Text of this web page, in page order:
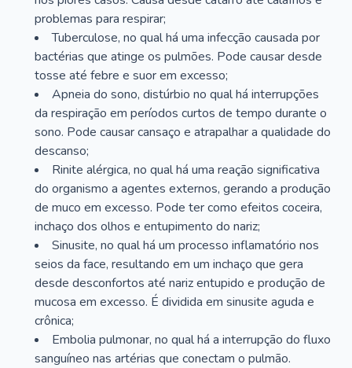
problemas para respirar;
Tuberculose, no qual há uma infecção causada por
bactérias que atinge os pulmões. Pode causar desde
tosse até febre e suor em excesso;
Apneia do sono, distúrbio no qual há interrupções
da respiração em períodos curtos de tempo durante o
sono. Pode causar cansaço e atrapalhar a qualidade do
descanso;
Rinite alérgica, no qual há uma reação significativa
do organismo a agentes externos, gerando a produção
de muco em excesso. Pode ter como efeitos coceira,
inchaço dos olhos e entupimento do nariz;
Sinusite, no qual há um processo inflamatório nos
seios da face, resultando em um inchaço que gera
desde desconfortos até nariz entupido e produção de
mucosa em excesso. É dividida em sinusite aguda e
crônica;
Embolia pulmonar, no qual há a interrupção do fluxo
sanguíneo nas artérias que conectam o pulmão.